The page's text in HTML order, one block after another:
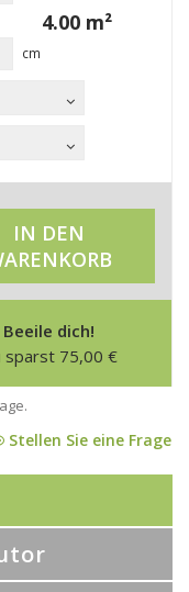
cm
4.00 m²
IN DEN
Beeile dich!
sparst 75,00 €
Stellen Sie eine Frage